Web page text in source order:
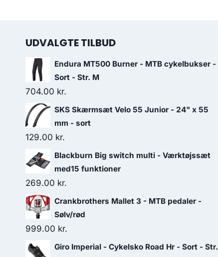
UDVALGTE TILBUD
Endura MT500 Burner - MTB cykelbukser -
Sort - Str. M
704.00 kr.
SKS Skærmsæt Velo 55 Junior - 24" x 55
mm - sort
129.00 kr.
Blackburn Big switch multi - Værktøjssæt
med15 funktioner
269.00 kr.
Crankbrothers Mallet 3 - MTB pedaler -
Sølv/rød
999.00 kr.
Giro Imperial - Cykelsko Road Hr - Sort - Str.